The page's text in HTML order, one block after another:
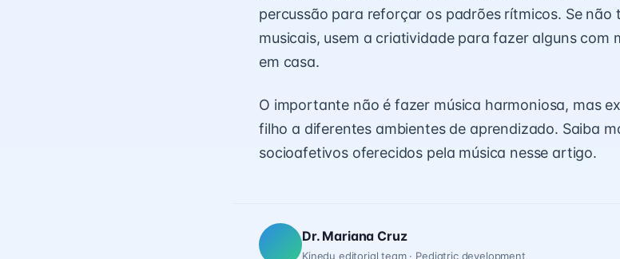
percussão para reforçar os padrões rítmicos. Se não
musicais, usem a criatividade para fazer alguns com
em casa.
O importante não é fazer música harmoniosa, mas
filho a diferentes ambientes de aprendizado. Saiba
socioafetivos oferecidos pela música nesse artigo.
Dr. Mariana Cruz
Kinedu editorial team · Pediatric development